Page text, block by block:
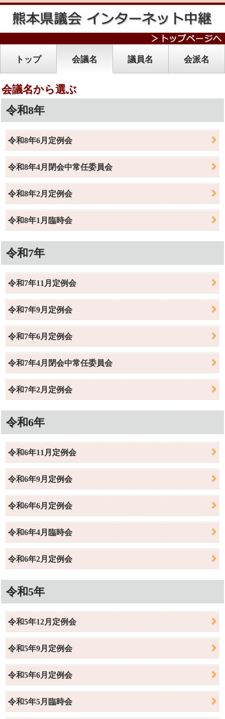
トップ 会議名 議員名 会派名
会議名から選ぶ
令和8年
令和8年6月定例会
令和8年4月閉会中常任委員会
令和8年2月定例会
令和8年1月臨時会
令和7年
令和7年11月定例会
令和7年9月定例会
令和7年6月定例会
令和7年4月閉会中常任委員会
令和7年2月定例会
令和6年
令和6年11月定例会
令和6年9月定例会
令和6年6月定例会
令和6年4月臨時会
令和6年2月定例会
令和5年
令和5年12月定例会
令和5年9月定例会
令和5年6月定例会
令和5年5月臨時会